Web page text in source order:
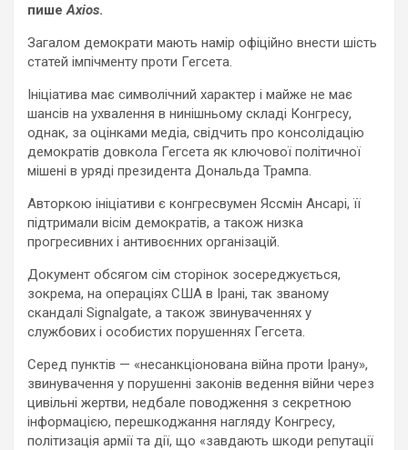
пишеAxios.
Загалом демократи мають намір офіційно внести шість
статей імпічменту проти Гегсета.
Ініціатива має символічний характер і майже не має
шансів на ухвалення в нинішньому складі Конгресу,
однак, за оцінками медіа, свідчить про консолідацію
демократів довкола Гегсета як ключової політичної
мішені в уряді президента Дональда Трампа.
Авторкою ініціативи є конгресвумен Яссмін Ансарі, її
підтримали вісім демократів, а також низка
прогресивних і антивоєнних організацій.
Документ обсягом сім сторінок зосереджується,
зокрема, на операціях США в Ірані, так званому
скандалі Signalgate, а також звинуваченнях у
службових і особистих порушеннях Гегсета.
Серед пунктів — «несанкціонована війна проти Ірану»,
звинувачення у порушенні законів ведення війни через
цивільні жертви, недбале поводження з секретною
інформацією, перешкоджання нагляду Конгресу,
політизація армії та дії, що «завдають шкоди репутації